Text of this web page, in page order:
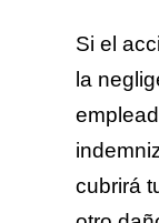
Si el
la
cubrirá